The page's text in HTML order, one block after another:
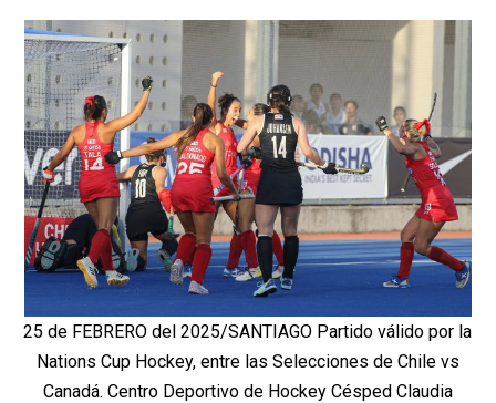
25 de FEBRERO del 2025/SANTIAGO Partido válido por la
Nations Cup Hockey, entre las Selecciones de Chile vs
Canadá. Centro Deportivo de Hockey Césped Claudia